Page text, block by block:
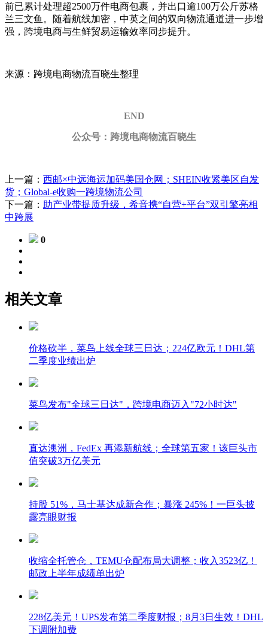
前已累计处理超2500万件电商包裹，并出口逾100万公斤苏格
兰三文鱼。随着航线加密，中英之间的双向物流通道进一步增
强，跨境电商与生鲜贸易运输效率同步提升。
来源：跨境电商物流百晓生整理
END
公众号：跨境电商物流百晓生
上一篇： 西邮×中远海运加码美国仓网；SHEIN收紧美区自发
货；Global-e收购一跨境物流公司
下一篇： 助产业带提质升级，希音携“自营+平台”双引擎亮相
中跨展
0
相关文章
价格砍半，菜鸟上线全球三日达；224亿欧元！DHL第
二季度业绩出炉
菜鸟发布"全球三日达"，跨境电商迈入"72小时达"
直达澳洲，FedEx 再添新航线；全球第五家！该巨头市
值突破3万亿美元
持股 51%，马士基达成新合作；暴涨 245%！一巨头披
露亮眼财报
收缩全托管仓，TEMU仓配布局大调整；收入3523亿！
邮政上半年成绩单出炉
228亿美元！UPS发布第二季度财报；8月3日生效！DHL
下调附加费